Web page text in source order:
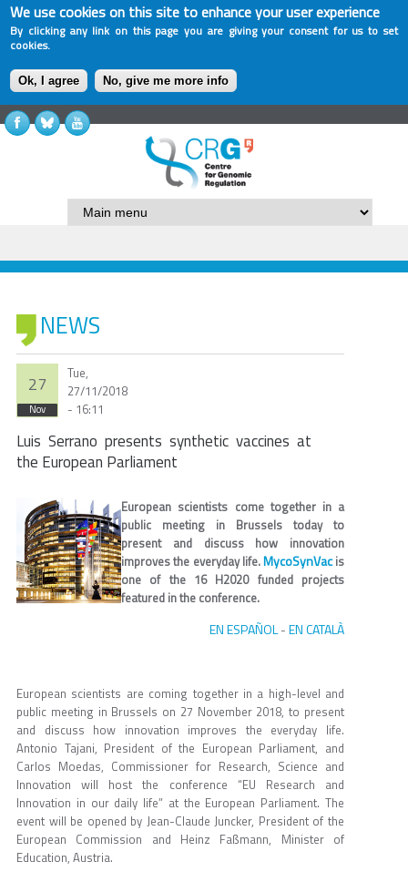
We use cookies on this site to enhance your user experience
By clicking any link on this page you are giving your consent for us to set
cookies.
Ok, I agree No, give me more info
NEWS
27
Nov
Tue,
27/11/2018
- 16:11
Luis Serrano presents synthetic vaccines at
the European Parliament
European scientists come together in a
public meeting in Brussels today to
present and discuss how innovation
improves the everyday life.MycoSynVacis
one of the 16 H2020 funded projects
featured in the conference.
EN ESPAÑOL- EN CATALÀ
European scientists are coming together in a high-level and
public meeting in Brussels on 27 November 2018, to present
and discuss how innovation improves the everyday life.
Antonio Tajani, President of the European Parliament, and
Carlos Moedas, Commissioner for Research, Science and
Innovation will host the conference “EU Research and
Innovation in our daily life” at the European Parliament. The
event will be opened by Jean-Claude Juncker, President of the
European Commission and Heinz Faßmann, Minister of
Education, Austria.